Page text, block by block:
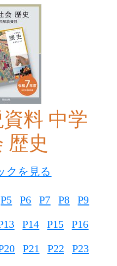
料 中学
歴史
クを見る
P5 P6 P7 P8
P9
P14 P15
P16
P21 P22
P23